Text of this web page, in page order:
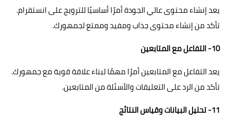
يعد إنشاء محتوى عالي الجودة أمرًا أساسيًا للترويج على انستقرام.
تأكد من إنشاء محتوى جذاب ومفيد وممتع لجمهورك.
10- التفاعل مع المتابعين
يعد التفاعل مع المتابعين أمرًا مهمًا لبناء علاقة قوية مع جمهورك.
تأكد من الرد على التعليقات والأسئلة من المتابعين.
11- تحليل البيانات وقياس النتائج